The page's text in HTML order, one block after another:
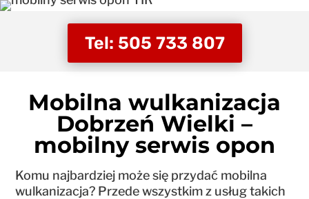
Tel: 505 733 807
Mobilna wulkanizacja
Dobrzeń Wielki –
mobilny serwis opon
Komu najbardziej może się przydać mobilna
wulkanizacja? Przede wszystkim z usług takich